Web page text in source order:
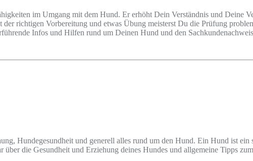
im Umgang mit dem Hund. Er erhöht Dein Verständnis und Deine
richtigen Vorbereitung und etwas Übung meisterst Du die Prüfung
Infos und Hilfen rund um Deinen Hund und den
Hundegesundheit und generell alles rund um den Hund. Ein Hund ist ein
die Gesundheit und Erziehung deines Hundes und allgemeine Tipps